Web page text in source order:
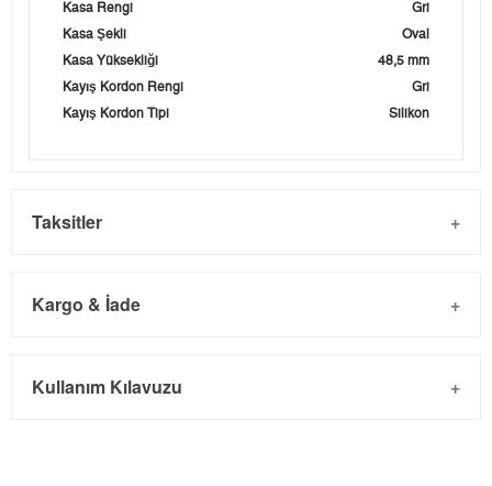
Kasa Rengi
Gri
Kasa Şekli
Oval
Kasa Yüksekliği
48,5 mm
Kayış Kordon Rengi
Gri
Kayış Kordon Tipi
Silikon
Taksitler
Kargo & İade
Kullanım Kılavuzu